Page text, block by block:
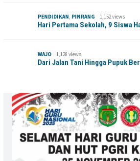
PENDIDIKAN PINRANG 1,152 views
Hari Pertama Sekolah, 9 Siswa
WAJO 1,128 views
Dari Jalan Tani Hingga Pupuk